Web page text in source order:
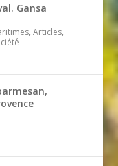
Gansa
Articles,